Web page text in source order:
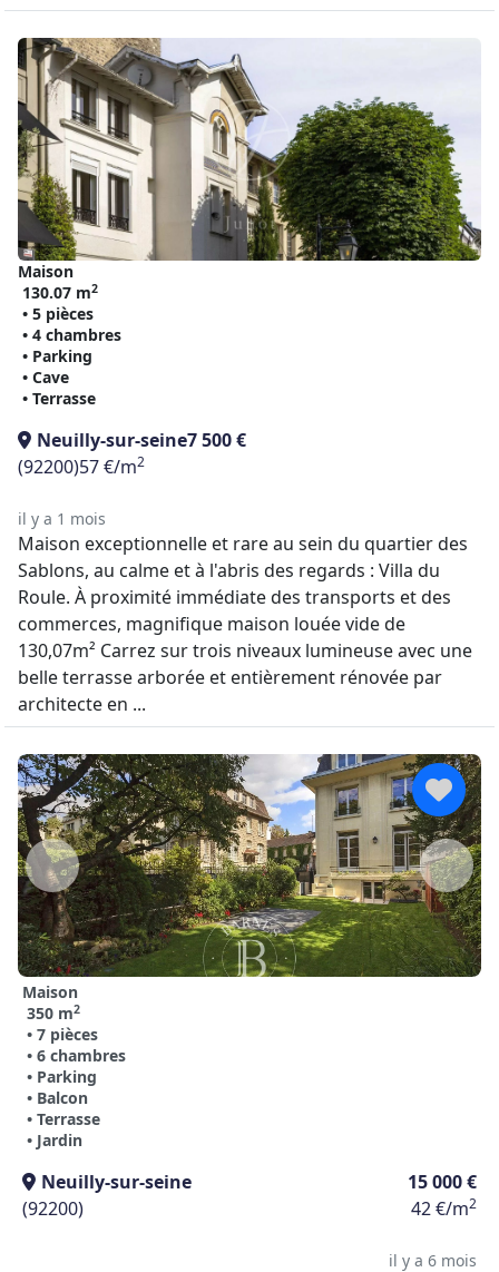
Maison
130.07 m2
• 5 pièces
• 4 chambres
• Parking
• Cave
• Terrasse
Neuilly-sur-seine7 500 €
(92200)57 €/m2
il y a 1 mois
Maison exceptionnelle et rare au sein du quartier des
Sablons, au calme et à l'abris des regards : Villa du
Roule. À proximité immédiate des transports et des
commerces, magnifique maison louée vide de
130,07m² Carrez sur trois niveaux lumineuse avec une
belle terrasse arborée et entièrement rénovée par
architecte en ...
Maison
350 m2
• 7 pièces
• 6 chambres
• Parking
• Balcon
• Terrasse
• Jardin
Neuilly-sur-seine
15 000 €
(92200)
42 €/m2
il y a 6 mois